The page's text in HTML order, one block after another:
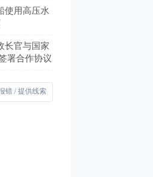
使用高压水
长官与国家
署合作协议
错 / 提供线索